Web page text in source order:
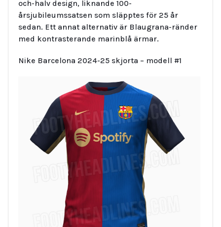
och-halv design, liknande 100-
årsjubileumssatsen som släpptes för 25 år
sedan. Ett annat alternativ är Blaugrana-ränder
med kontrasterande marinblå ärmar.
Nike Barcelona 2024-25 skjorta – modell #1